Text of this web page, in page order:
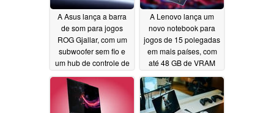
A Asus lança a barra
de som para jogos
ROG Gjallar, com um
subwoofer sem fio e
um hub de controle de
07/10/2026
A Lenovo lança um
novo notebook para
jogos de 15 polegadas
em mais países, com
até 48 GB de VRAM
07/02/2026